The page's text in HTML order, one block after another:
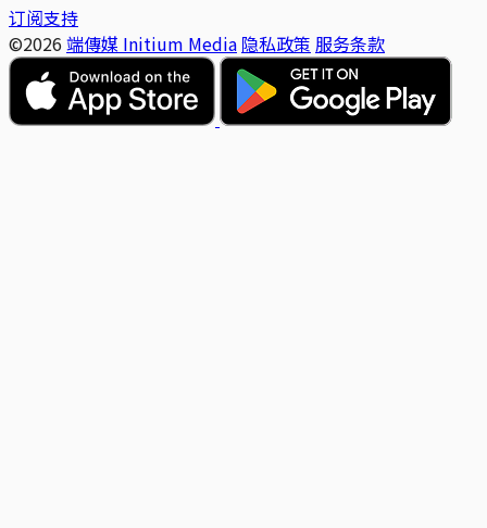
订阅支持
©2026 端傳媒 Initium Media 隐私政策 服务条款